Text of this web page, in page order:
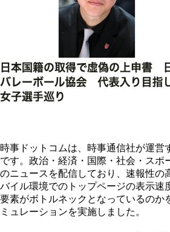
時事ドットコムは、時事通信社が運営
です。政治・経済・国際・社会・スポ
のニュースを配信しており、速報性の
バイル環境でのトップページの表示速
要素がボトルネックとなっているのか
ミュレーションを実施しました。